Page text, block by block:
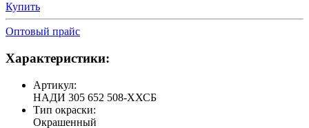
Купить
Оптовый прайс
Характеристики:
Артикул:
НАДИ 305 652 508-ХХСБ
Тип окраски:
Окрашенный